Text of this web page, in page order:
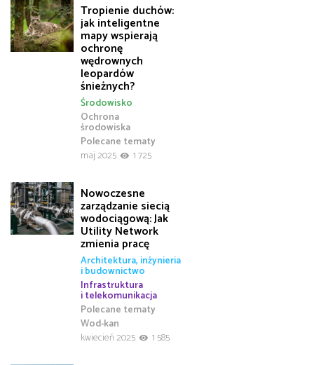
Tropienie duchów:
jak inteligentne
mapy wspierają
ochronę
wędrownych
leopardów
śnieżnych?
Ochrona
środowiska
Polecane tematy
Środowisko
maj 2025 1 725
Nowoczesne
zarządzanie siecią
wodociągową: Jak
Utility Network
zmienia pracę
Architektura, inżynieria
i budownictwo
Infrastruktura
i telekomunikacja
Polecane tematy
Wod-kan
kwiecień 2025
1 585